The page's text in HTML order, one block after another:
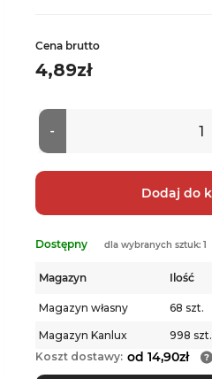
Cena brutto
4,89zł
Dostępny dla wybranych sztuk: 1
Magazyn Ilość
Magazyn własny 68 szt.
Magazyn Kanlux 998 szt.
Koszt dostawy: od 14,90zł